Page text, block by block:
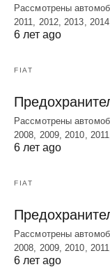
Рассмотрены
2011, 2012, 2013,
6 лет ago
FIAT
Рассмотрены
2008, 2009, 2010,
6 лет ago
FIAT
Рассмотрены
2008, 2009, 2010,
6 лет ago